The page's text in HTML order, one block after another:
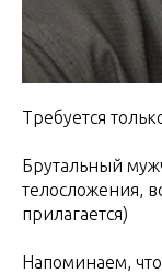
Требуется
Брутальный
телосложения,
прилагается)
Напоминаем,